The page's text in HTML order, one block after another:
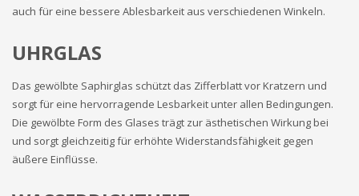
auch für eine bessere Ablesbarkeit aus verschiedenen Winkeln.
UHRGLAS
Das gewölbte Saphirglas schützt das Zifferblatt vor Kratzern und
sorgt für eine hervorragende Lesbarkeit unter allen Bedingungen.
Die gewölbte Form des Glases trägt zur ästhetischen Wirkung bei
und sorgt gleichzeitig für erhöhte Widerstandsfähigkeit gegen
äußere Einflüsse.